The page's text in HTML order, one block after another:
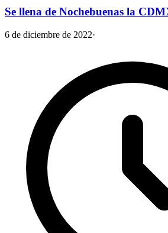
Se llena de Nochebuenas la
6 de diciembre de 2022·